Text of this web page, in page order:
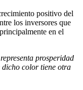
positivo del
los inversores que
en el
prosperidad
dicho color tiene otra